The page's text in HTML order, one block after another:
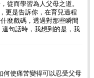
從而學習為人父母之道。
更是告訴你，在育兒過程
麼戲碼，透過對那些瞬間
句話時，我想到的是，我
何使痛苦變得可以忍受父母